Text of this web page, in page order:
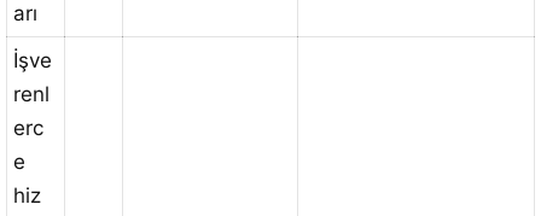
arı
İşve
renl
erc
e
hiz